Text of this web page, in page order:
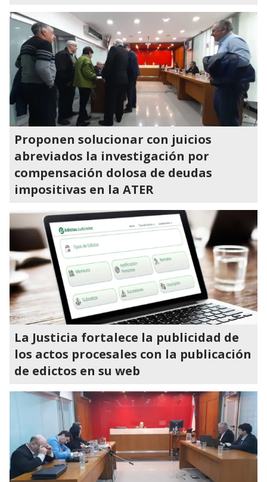
Proponen solucionar con juicios
abreviados la investigación por
compensación dolosa de deudas
impositivas en la ATER
La Justicia fortalece la publicidad de
los actos procesales con la publicación
de edictos en su web